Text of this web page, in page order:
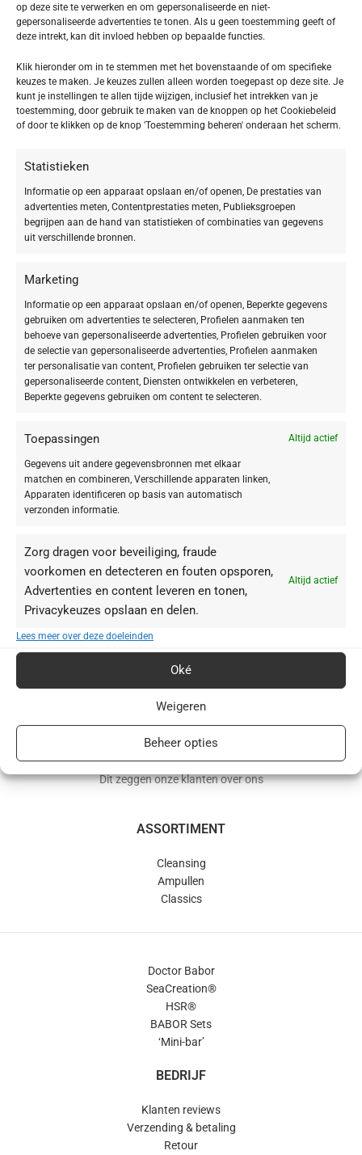
op deze site te verwerken en om gepersonaliseerde en niet-
gepersonaliseerde advertenties te tonen. Als u geen toestemming geeft of
deze intrekt, kan dit invloed hebben op bepaalde functies.
Klik hieronder om in te stemmen met het bovenstaande of om specifieke
keuzes te maken. Je keuzes zullen alleen worden toegepast op deze site. Je
kunt je instellingen te allen tijde wijzigen, inclusief het intrekken van je
toestemming, door gebruik te maken van de knoppen op het Cookiebeleid
of door te klikken op de knop 'Toestemming beheren' onderaan het scherm.
Statistieken
Informatie op een apparaat opslaan en/of openen, De prestaties van
advertenties meten, Contentprestaties meten, Publieksgroepen
begrijpen aan de hand van statistieken of combinaties van gegevens
uit verschillende bronnen.
Marketing
Informatie op een apparaat opslaan en/of openen, Beperkte gegevens
gebruiken om advertenties te selecteren, Profielen aanmaken ten
behoeve van gepersonaliseerde advertenties, Profielen gebruiken voor
de selectie van gepersonaliseerde advertenties, Profielen aanmaken
ter personalisatie van content, Profielen gebruiken ter selectie van
gepersonaliseerde content, Diensten ontwikkelen en verbeteren,
Beperkte gegevens gebruiken om content te selecteren.
Toepassingen Altijd actief
Gegevens uit andere gegevensbronnen met elkaar
matchen en combineren, Verschillende apparaten linken,
Apparaten identificeren op basis van automatisch
verzonden informatie.
Zorg dragen voor beveiliging, fraude
voorkomen en detecteren en fouten opsporen,
Advertenties en content leveren en tonen,
Privacykeuzes opslaan en delen.
Altijd actief
Lees meer over deze doeleinden
Oké
Weigeren
Beheer opties
TOEPASSING
Gezicht
SOORT PRODUCT
Peeling
HUIDTYPE
Droge huid
Vette huid
BABOR CLEANSING Deep Cleansing
Foam
29,90 23,92
BABOR webshop | schoonheidsinstituut.nl
+31(0)85 016 0072
info@schoonheidsinstituut.nl
KVK: 96875941
RECENSIES
Dit zeggen onze klanten over ons
ASSORTIMENT
Cleansing
Ampullen
Classics
Doctor Babor
SeaCreation®
HSR®
BABOR Sets
‘Mini-bar’
BEDRIJF
Klanten reviews
Verzending & betaling
Retour